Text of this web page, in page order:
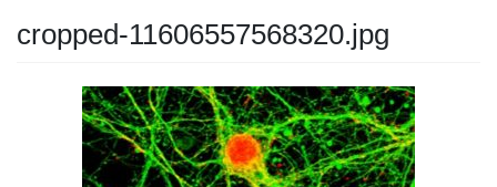
cropped-11606557568320.jpg